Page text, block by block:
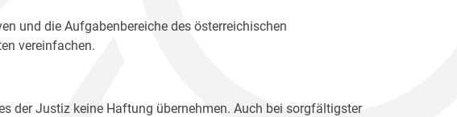
und die Aufgabenbereiche des österreichischen
vereinfachen.
der Justiz keine Haftung übernehmen. Auch bei sorgfältigster